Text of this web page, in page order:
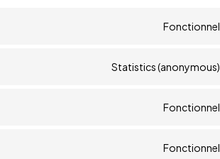
Fonctionnel
Statistics (anonymous)
Fonctionnel
Fonctionnel